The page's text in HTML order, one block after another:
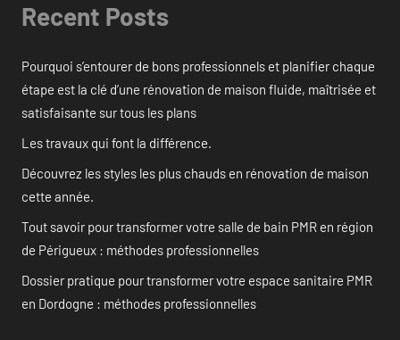
Recent Posts
Pourquoi s’entourer de bons professionnels et planifier chaque
étape est la clé d’une rénovation de maison fluide, maîtrisée et
satisfaisante sur tous les plans
Les travaux qui font la différence.
Découvrez les styles les plus chauds en rénovation de maison
cette année.
Tout savoir pour transformer votre salle de bain PMR en région
de Périgueux : méthodes professionnelles
Dossier pratique pour transformer votre espace sanitaire PMR
en Dordogne : méthodes professionnelles